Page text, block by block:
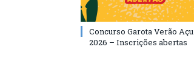
Concurso Garota Verão Açu
2026 – Inscrições abertas